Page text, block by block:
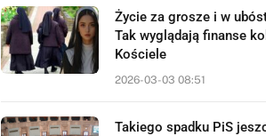
Życie za grosze i w
Tak wyglądają finanse
Kościele
2026-03-03 08:51
Takiego spadku PiS